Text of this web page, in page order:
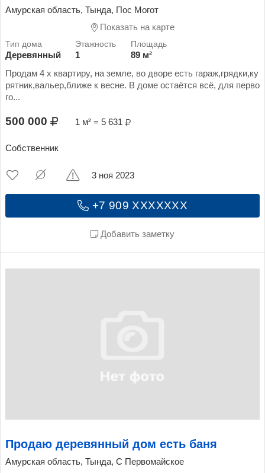
Амурская область, Тында, Пос Могот
Показать на карте
Деревянный 1
89 м²
Продам 4 х квартиру, на земле, во дворе есть гараж,грядки,ку
рятник,вальер,ближе к весне. В доме остаëтся всë, для перво
го...
500 000 1 м² = 5 631
Собственник
+7 909 XXXXXXX
Добавить заметку
3 ноя 2023
Продаю деревянный дом есть баня
Амурская область, Тында, С Первомайское